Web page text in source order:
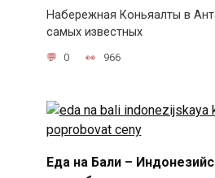
Набережная Коньяалты в
самых известных
0 966
Еда на Бали –